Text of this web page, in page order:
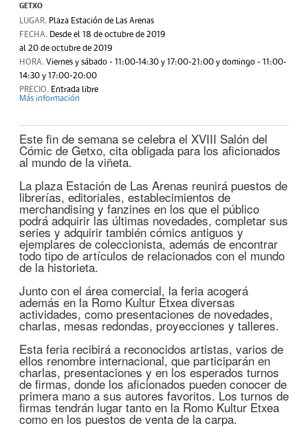
GETXO
LUGAR. Plaza Estación de Las Arenas
FECHA. Desde el 18 de octubre de 2019
al 20 de octubre de 2019
HORA. Viernes y sábado - 11:00-14:30 y 17:00-21:00 y domingo - 11:00-
14:30 y 17:00-20:00
PRECIO. Entrada libre
Más información
Este fin de semana se celebra el XVIII Salón del
Cómic de Getxo, cita obligada para los aficionados
al mundo de la viñeta.
La plaza Estación de Las Arenas reunirá puestos de
librerías, editoriales, establecimientos de
merchandising y fanzines en los que el público
podrá adquirir las últimas novedades, completar sus
series y adquirir también cómics antiguos y
ejemplares de coleccionista, además de encontrar
todo tipo de artículos de relacionados con el mundo
de la historieta.
Junto con el área comercial, la feria acogerá
además en la Romo Kultur Etxea diversas
actividades, como presentaciones de novedades,
charlas, mesas redondas, proyecciones y talleres.
Esta feria recibirá a reconocidos artistas, varios de
ellos renombre internacional, que participarán en
charlas, presentaciones y en los esperados turnos
de firmas, donde los aficionados pueden conocer de
primera mano a sus autores favoritos. Los turnos de
firmas tendrán lugar tanto en la Romo Kultur Etxea
como en los puestos de venta de la carpa.